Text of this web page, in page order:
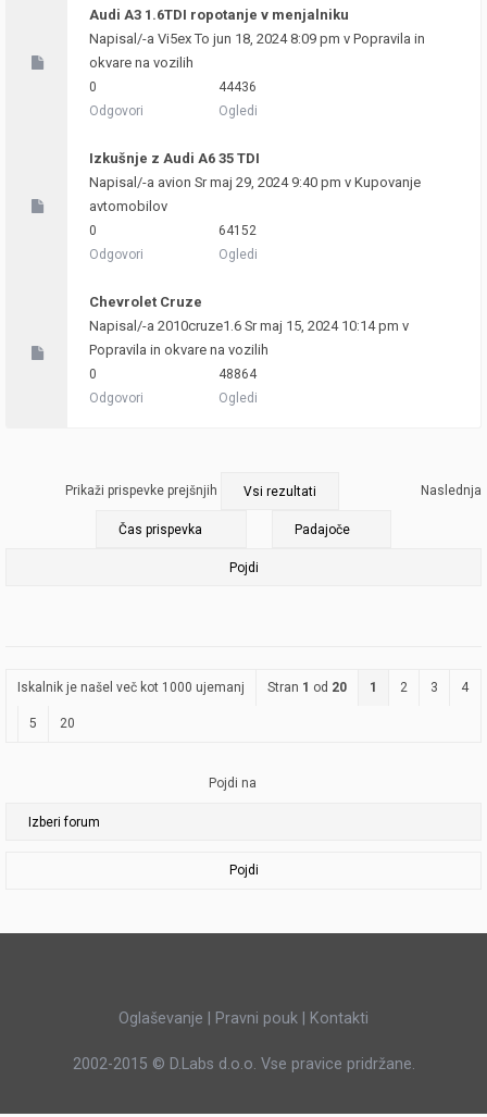
Audi A3 1.6TDI ropotanje v menjalniku
Napisal/-a Vi5exTo jun 18, 2024 8:09 pm v Popravila in
okvare na vozilih
0
Odgovori
44436
Ogledi
Izkušnje z Audi A6 35 TDI
Napisal/-a avion Sr maj 29, 2024 9:40 pm v Kupovanje
avtomobilov
0
Odgovori
64152
Ogledi
Chevrolet Cruze
Napisal/-a 2010cruze1.6 Sr maj 15, 2024 10:14 pm v
Popravila in okvare na vozilih
0
Odgovori
48864
Ogledi
Naslednja
Prikaži prispevke prejšnjih
Iskalnik je našel več kot 1000 ujemanj Stran 1 od 20 1 2 3 4
5 20
Pojdi na
Pojdi
Oglaševanje Pravni pouk Kontakti
2002-2015 © D.Labs d.o.o. Vse pravice pridržane.